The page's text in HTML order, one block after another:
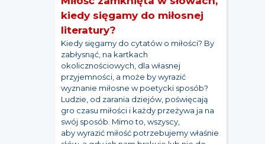
kiedy sięgamy do miłosnej
literatury?
Kiedy sięgamy do cytatów o miłości? By
zabłysnąć, na kartkach
okolicznościowych, dla własnej
przyjemności, a może by wyrazić
wyznanie miłosne w poetycki sposób?
Ludzie, od zarania dziejów, poświęcają
gro czasu miłości i każdy przeżywa ja na
swój sposób. Mimo to, wszyscy,
aby wyrazić miłość potrzebujemy właśnie